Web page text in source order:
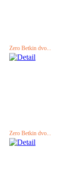
Zero Betkin dvo...
Zero Betkin dvo...